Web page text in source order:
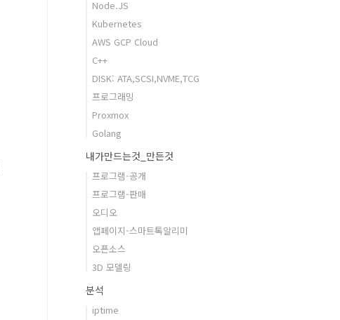
Node.JS
Kubernetes
AWS GCP Cloud
C++
DISK: ATA,SCSI,NVME,TCG
프로그래밍
Proxmox
Golang
내가만드는것_만든것
프로그램-공개
프로그램-판매
오디오
앱페이지-스마트톡알리미
오픈소스
3D 모델링
분석
iptime